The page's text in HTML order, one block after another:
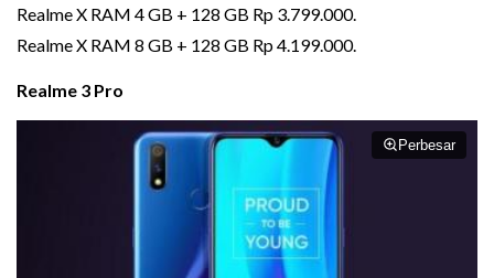
Realme X RAM 4 GB + 128 GB Rp 3.799.000.
Realme X RAM 8 GB + 128 GB Rp 4.199.000.
Realme 3 Pro
Perbesar